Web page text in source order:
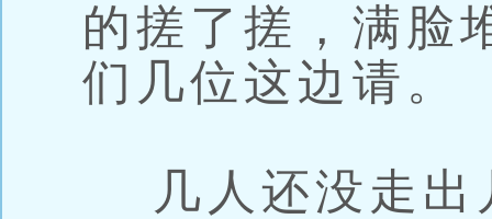
的搓了搓，满脸
们几位这边请。
几人还没走出